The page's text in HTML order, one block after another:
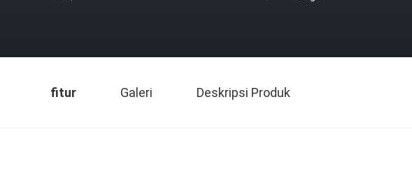
fitur Galeri Deskripsi Produk